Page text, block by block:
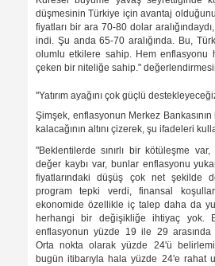
düşmesinin Türkiye için avantaj
fiyatları bir ara 70-80 dolar
indi. Şu anda 65-70 aralığında. Bu,
olumlu etkilere sahip. Hem enflasyonu
çeken bir niteliğe sahip."
"Yatırım ayağını çok güçlü
Şimşek, enflasyonun Merkez
kalacağının altını çizerek, şu ifadeleri
"Beklentilerde sınırlı bir kötüleşme var,
değer kaybı var, bunlar enflasyonu
fiyatlarındaki düşüş çok net şekilde
program tepki verdi, finansal koşullar
ekonomide özellikle iç talep daha da
herhangi bir değişikliğe ihtiyaç yok.
enflasyonun yüzde 19 ile 29 arasında
Orta nokta olarak yüzde 24'ü
bugün itibarıyla hala yüzde 24'e rahat